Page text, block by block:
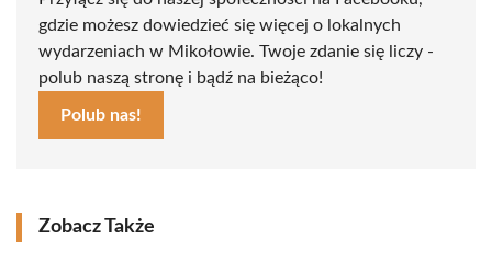
gdzie możesz dowiedzieć się więcej o lokalnych
wydarzeniach w Mikołowie. Twoje zdanie się liczy -
polub naszą stronę i bądź na bieżąco!
Polub nas!
Zobacz Także